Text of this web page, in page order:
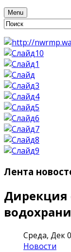
Menu
Лента
Дирекция
Среда, Дек
Новости